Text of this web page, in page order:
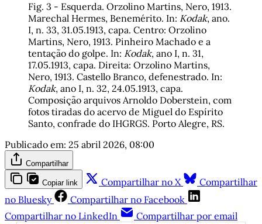
Fig. 3 - Esquerda. Orzolino Martins, Nero, 1913.
Marechal Hermes, Benemérito. In: Kodak, ano.
I, n. 33, 31.05.1913, capa. Centro: Orzolino
Martins, Nero, 1913. Pinheiro Machado e a
tentação do golpe. In: Kodak, ano I, n. 31,
17.05.1913, capa. Direita: Orzolino Martins,
Kodak, ano I, n. 32, 24.05.1913, capa.
Composição arquivos Arnoldo Doberstein, com
fotos tiradas do acervo de Miguel do Espírito
Santo, confrade do IHGRGS. Porto Alegre, RS.
Publicado em: 25 abril 2026, 08:00
Compartilhar
Copiar link Compartilhar no X
Compartilhar
no Bluesky
Compartilhar no Facebook
Compartilhar no LinkedIn
Compartilhar por email